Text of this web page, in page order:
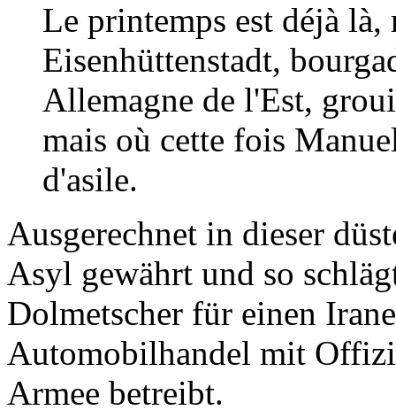
Le printemps est déjà là,
Eisenhüttenstadt,
Allemagne de l'Est,
mais où cette fois
d'asile.
Ausgerechnet in dieser
Asyl gewährt und so
Dolmetscher für einen
Automobilhandel mit
Armee betreibt.